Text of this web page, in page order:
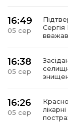
16:49
05 сер
16:38
05 сер
16:26
05 сер